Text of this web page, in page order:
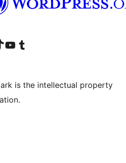
kontoTikTok-konto
Besøg vores YouTube-kanalBesøg vores Tumblr-konto
is the intellectual property